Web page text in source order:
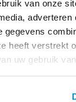
van onze
adverteren
gegevens
heeft verstrekt
uw gebruik
info over Skills